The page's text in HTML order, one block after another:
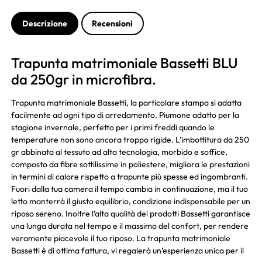
Descrizione Recensioni
Trapunta matrimoniale Bassetti BLU
da 250gr in microfibra.
Trapunta matrimoniale Bassetti, la particolare stampa si adatta
facilmente ad ogni tipo di arredamento. Piumone adatto per la
stagione invernale, perfetto per i primi freddi quando le
temperature non sono ancora troppo rigide. L’imbottitura da 250
gr abbinata al tessuto ad alta tecnologia, morbido e soffice,
composto da fibre sottilissime in poliestere, migliora le prestazioni
in termini di calore rispetto a trapunte più spesse ed ingombranti.
Fuori dalla tua camera il tempo cambia in continuazione, ma il tuo
letto manterrà il giusto equilibrio, condizione indispensabile per un
riposo sereno. Inoltre l’alta qualità dei prodotti Bassetti garantisce
una lunga durata nel tempo e il massimo del confort, per rendere
veramente piacevole il tuo riposo. La trapunta matrimoniale
Bassetti è di ottima fattura, vi regalerà un’esperienza unica per il